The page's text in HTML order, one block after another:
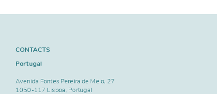
CONTACTS
Portugal
Avenida Fontes Pereira de Melo, 27
1050-117 Lisboa, Portugal